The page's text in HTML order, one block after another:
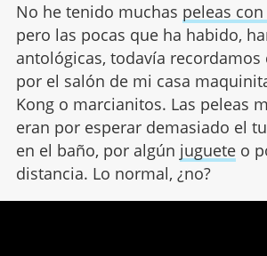
No he tenido muchas peleas
pero las pocas que ha habido,
antológicas, todavía
por el salón de mi casa
Kong o marcianitos. Las peleas
eran por esperar demasiado el
en el baño, por algún jugueteo
distancia. Lo normal, ¿no?